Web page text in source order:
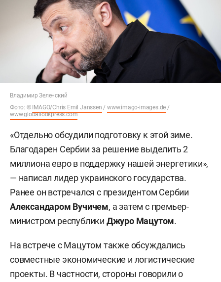
Владимир Зеленский
Фото: © IMAGO/Chris Emil Janssen /www.imago-images.de /
www.globallookpress.com
«Отдельно обсудили подготовку к этой зиме.
Благодарен Сербии за решение выделить 2
миллиона евро в поддержку нашей энергетики»,
— написал лидер украинского государства.
Ранее он встречался с президентом Сербии
Александаром Вучичем, а затем с премьер-
министром республики Джуро Мацутом.
На встрече с Мацутом также обсуждались
совместные экономические и логистические
проекты. В частности, стороны говорили о